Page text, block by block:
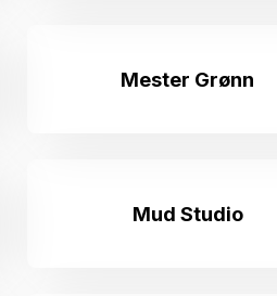
Mester Grønn
Mud Studio